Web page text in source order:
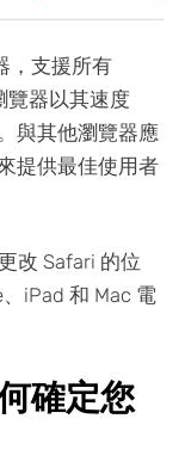
，支援所有
覽器以其速度
與其他瀏覽器應
提供最佳使用者
改 Safari 的位
iPad 和 Mac 電
確定您